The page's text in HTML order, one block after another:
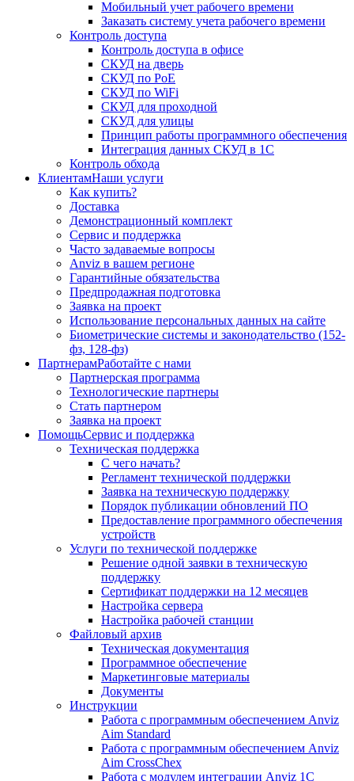
Мобильный учет рабочего времени
Заказать систему учета рабочего времени
Контроль доступа
Контроль доступа в офисе
СКУД на дверь
СКУД по PoE
СКУД по WiFi
СКУД для проходной
СКУД для улицы
Принцип работы программного обеспечения
Интеграция данных СКУД в 1С
Контроль обхода
КлиентамНаши услуги
Как купить?
Доставка
Демонстрационный комплект
Сервис и поддержка
Часто задаваемые вопросы
Anviz в вашем регионе
Гарантийные обязательства
Предпродажная подготовка
Заявка на проект
Использование персональных данных на сайте
Биометрические системы и законодательство (152-
фз, 128-фз)
ПартнерамРаботайте с нами
Партнерская программа
Технологические партнеры
Стать партнером
Заявка на проект
ПомощьСервис и поддержка
Техническая поддержка
С чего начать?
Регламент технической поддержки
Заявка на техническую поддержку
Порядок публикации обновлений ПО
Предоставление программного обеспечения
устройств
Услуги по технической поддержке
Решение одной заявки в техническую
поддержку
Сертификат поддержки на 12 месяцев
Настройка сервера
Настройка рабочей станции
Файловый архив
Техническая документация
Программное обеспечение
Маркетинговые материалы
Документы
Инструкции
Работа с программным обеспечением Anviz
Aim Standard
Работа с программным обеспечением Anviz
Aim CrossChex
Работа с модулем интеграции Anviz 1C